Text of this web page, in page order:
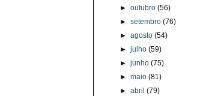
►outubro(56)
►setembro(76)
►agosto(54)
►julho(59)
►junho(75)
►maio(81)
►abril(79)